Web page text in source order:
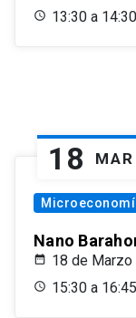
13:30 a 14:30
18 MAR
Nano
18 de Marzo
15:30 a 16:45